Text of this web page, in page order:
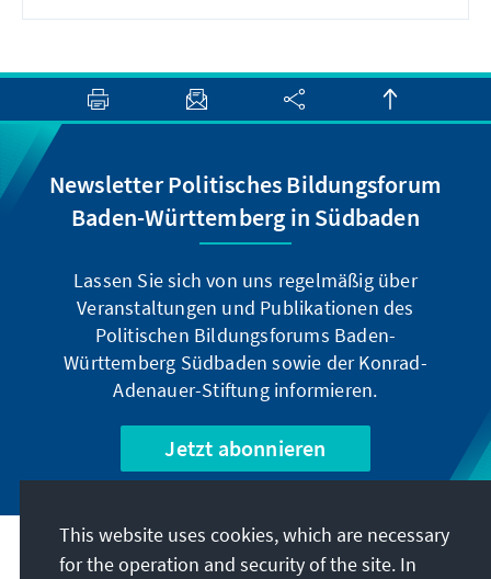
Newsletter Politisches Bildungsforum
Baden-Württemberg in Südbaden
Lassen Sie sich von uns regelmäßig über
Veranstaltungen und Publikationen des
Politischen Bildungsforums Baden-
Württemberg Südbaden sowie der Konrad-
Adenauer-Stiftung informieren.
Jetzt abonnieren
Address
This website uses cookies, which are necessary
for the operation and security of the site. In